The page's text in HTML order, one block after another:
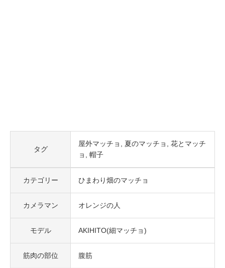
タグ
屋外マッチョ 夏のマッチョ
花とマッチ
ョ
帽子
カテゴリー ひまわり畑のマッチョ
カメラマン オレンジの人
モデル AKIHITO(細マッチョ)
筋肉の部位 腹筋